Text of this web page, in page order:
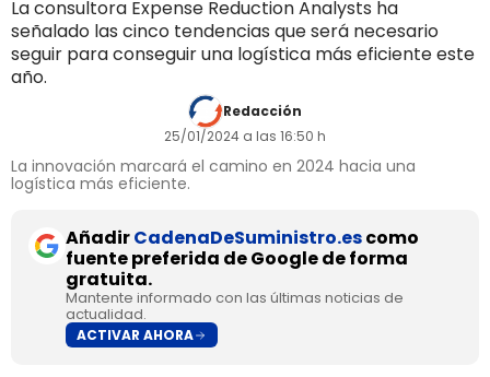
La consultora Expense Reduction Analysts ha
señalado las cinco tendencias que será necesario
seguir para conseguir una logística más eficiente este
año.
Redacción
25/01/2024 a las 16:50 h
La innovación marcará el camino en 2024 hacia una
logística más eficiente.
AñadirCadenaDeSuministro.escomo
fuente preferida de Google de forma
gratuita.
Mantente informado con las últimas noticias de
actualidad.
ACTIVAR AHORA